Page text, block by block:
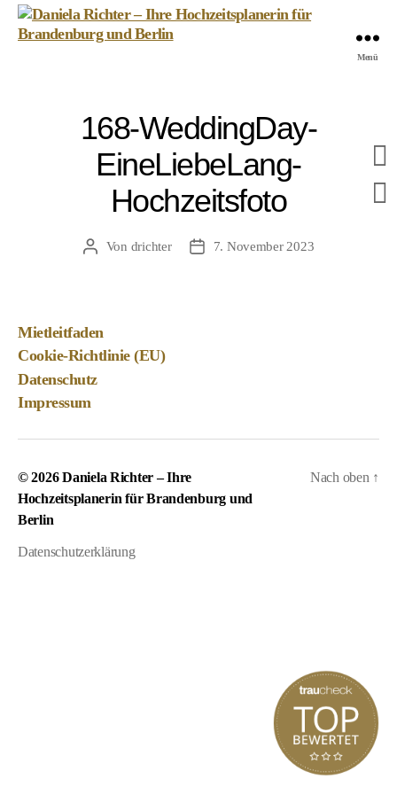
Hochzeitsplanerin
Brandenburg
Menü
168-WeddingDay-
EineLiebeLang-
Hochzeitsfoto
Beitragsautor
Von drichter Veröffentlichungsdatum
7. November 2023
Mietleitfaden
Cookie-Richtlinie (EU)
Datenschutz
Impressum
© 2026Daniela Richter – Ihre
Hochzeitsplanerin für Brandenburg und
Berlin
Datenschutzerklärung
Nach oben ↑